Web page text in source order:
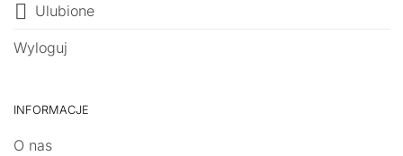
Ulubione
Wyloguj
INFORMACJE
O nas